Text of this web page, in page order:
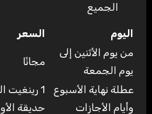
الجميع
اليوم
السعر
من يوم الأثنين إلى
يوم الجمعة
مجانًا
عطلة نهاية الأسبوع
وأيام الأجازات
1 رينغيت
حديقة